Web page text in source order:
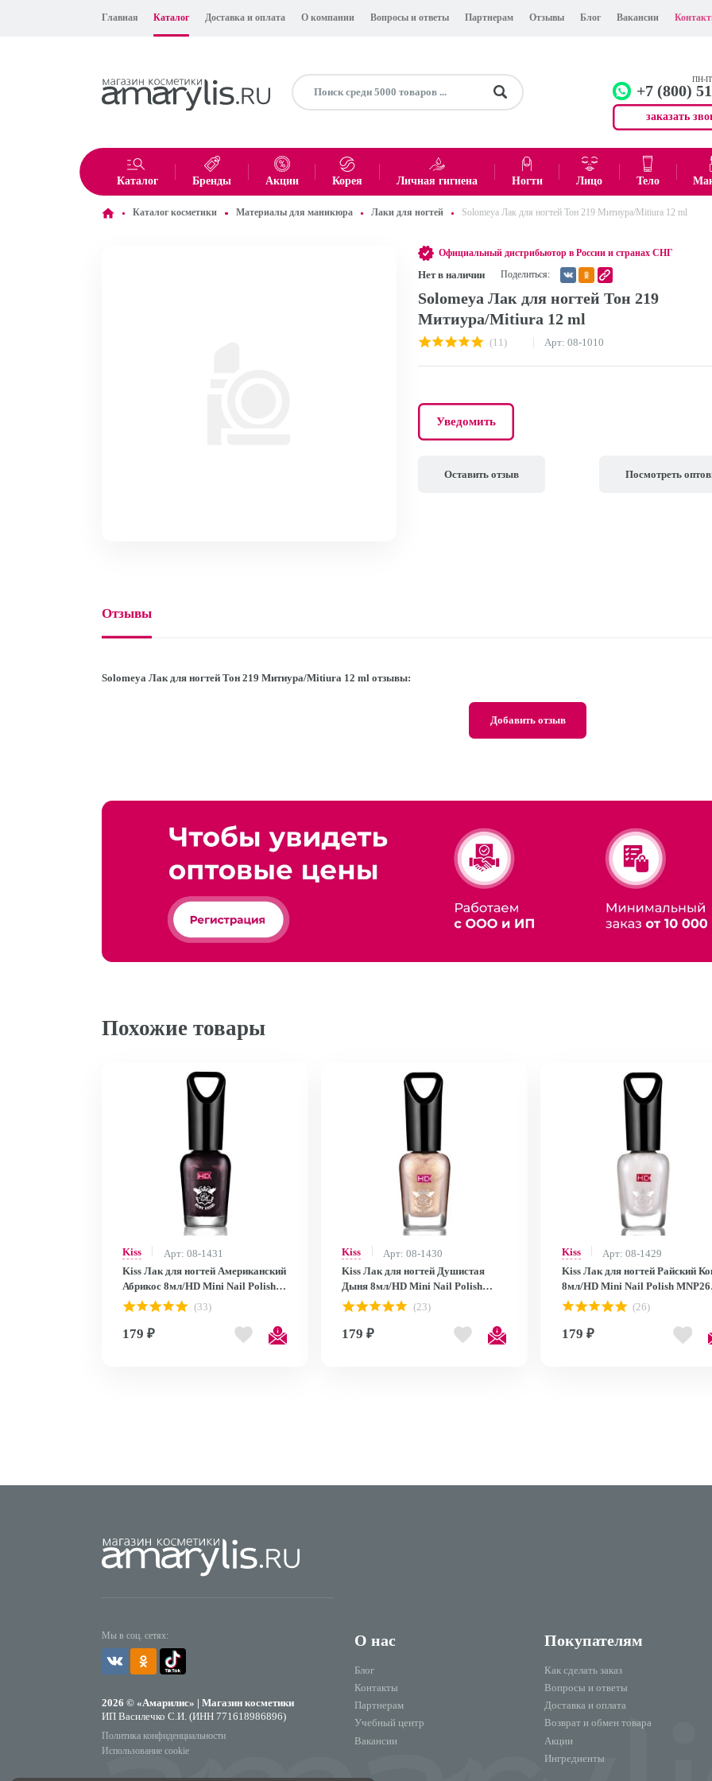
Главная Каталог Доставка и оплата О компании Вопросы и ответы Партнерам Отзывы Блог Вакансии
ПН-
+7 (800)
заказать
Офис +7 (499)
Итого: 0 ₽
Каталог Бренды Акции Корея Личная гигиена Ногти Лицо Тело
Каталог косметики Материалы для маникюра Лаки для ногтей Solomeya Лак для ногтей Тон 219 Митиура/Mitiura 12 ml
Официальный дистрибьютор в России и странах СНГ
Нет в наличии Поделиться:
Solomeya Лак для ногтей Тон 219
Митиура/Mitiura 12 ml
(11) Арт: 08-1010
Уведомить
Оставить отзыв Посмотреть
Отзывы
Solomeya Лак для ногтей Тон 219 Митиура/Mitiura 12 ml отзывы:
Добавить отзыв
Похожие товары
Kiss
Арт: 08-1431
Kiss Лак для ногтей Американский
Абрикос 8мл/HD Mini Nail Polish
MNP28
(33)
179 ₽
Kiss
Арт: 08-1430
Kiss Лак для ногтей Душистая
Дыня 8мл/HD Mini Nail Polish
MNP27
(23)
179 ₽
Kiss
Арт: 08-1429
Kiss Лак для ногтей Райский
8мл/HD Mini Nail Polish MNP26
MNP26
(26)
179 ₽
Мы в соц. сетях:
2026 © «Амарилис» | Магазин косметики
ИП Василечко С.И. (ИНН 771618986896)
Политика конфиденциальности
Использование cookie
О нас
Блог
Контакты
Партнерам
Учебный центр
Вакансии
Покупателям
Как сделать заказ
Вопросы и ответы
Доставка и оплата
Возврат и обмен товара
Акции
Ингредиенты